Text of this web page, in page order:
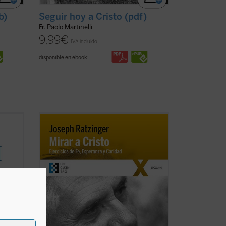
Seguir hoy a Cristo (pdf)
Fr. Paolo Martinelli
9,99€ IVA incluido
disponible en ebook:
y
El presente texto, en el que se recogen
las lecciones impartidas por Joseph
Ratzinger sobre las tres virtudes
teologales en unos ejercicios espirituales
constituye, en palabras del actual papa
emérito Benedicto XVI, «una unión entre